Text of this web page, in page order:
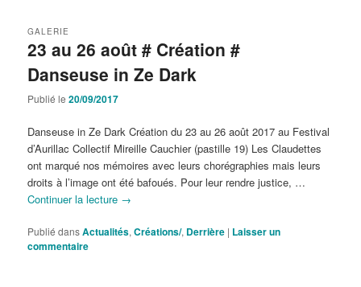
23 au 26 août # Création #
Danseuse in Ze Dark
GALERIE
Publié le20/09/2017
Danseuse in Ze Dark Création du 23 au 26 août 2017 au Festival
d’Aurillac Collectif Mireille Cauchier (pastille 19) Les Claudettes
ont marqué nos mémoires avec leurs chorégraphies mais leurs
droits à l’image ont été bafoués. Pour leur rendre justice, …
Continuer la lecture →
Publié dansActualités,Créations/, Derrière | Laisser un
commentaire